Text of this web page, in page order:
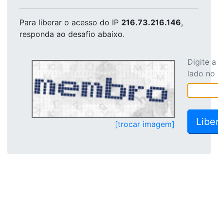
Para liberar o acesso do IP 216.73.216.146,
responda ao desafio abaixo.
[trocar imagem]
Digite
lado no